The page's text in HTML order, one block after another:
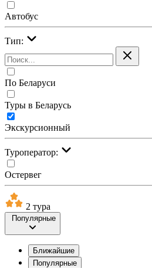
Автобус
Тип:
По Беларуси
Туры в Беларусь
Экскурсионный
Туроператор:
Остервег
2 тура
Популярные
Ближайшие
Популярные